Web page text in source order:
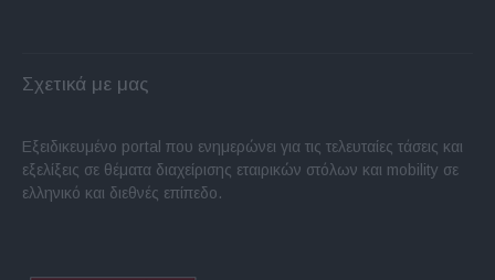
Σχετικά με μας
Εξειδικευμένο portal που ενημερώνει για τις τελευταίες τάσεις και
εξελίξεις σε θέματα διαχείρισης εταιρικών στόλων και mobility σε
ελληνικό και διεθνές επίπεδο.